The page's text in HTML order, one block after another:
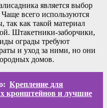
является выбор
всего используются
так как такой материал
Штакетники-заборчики,
ограды требуют
и уход за ними, но они
домов.
Крепление для
кронштейнов и лучшие